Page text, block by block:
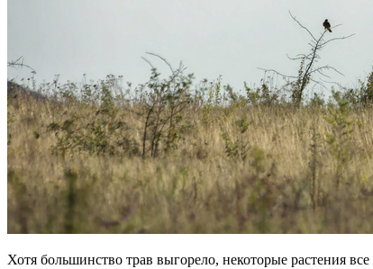
Хотя большинство трав выгорело, некоторые растения